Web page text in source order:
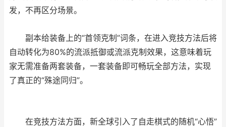
发，不再区分场景。
副本给装备上的“首领克制”词条，在进入竞技方法后将
自动转化为80%的流派抵御或流派克制效果，这意味着玩
家无需准备两套装备，一套装备即可畅玩全部方法，实现
了真正的“殊途同归”。
在竞技方法方面，新全球引入了自走棋式的随机“心悟”